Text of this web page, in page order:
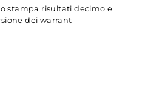
stampa risultati decimo e
dei warrant